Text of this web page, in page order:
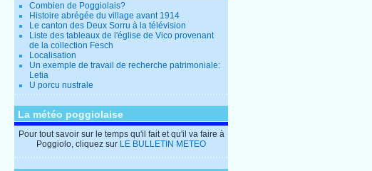
Combien de Poggiolais?
Histoire abrégée du village avant 1914
Le canton des Deux Sorru à la télévision
Liste des tableaux de l'église de Vico provenant
de la collection Fesch
Localisation
Un exemple de travail de recherche patrimoniale:
Letia
U porcu nustrale
La météo poggiolaise
Pour tout savoir sur le temps qu'il fait et qu'il va faire à
Poggiolo, cliquez sur LE BULLETIN METEO